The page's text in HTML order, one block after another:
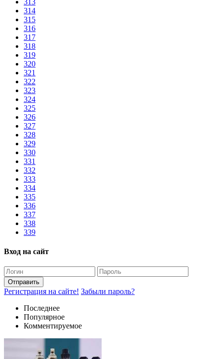
314
315
316
317
318
319
320
321
322
323
324
325
326
327
328
329
330
331
332
333
334
335
336
337
338
339
Вход на сайт
Отправить
Регистрация на сайте! Забыли пароль?
Последнее
Популярное
Комментируемое